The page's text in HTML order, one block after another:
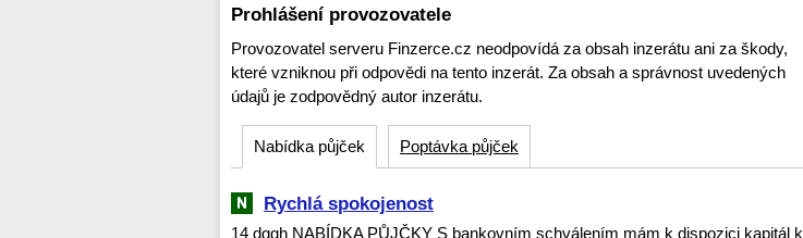
Prohlášení provozovatele
Provozovatel serveru Finzerce.cz neodpovídá za obsah inzerátu ani za škody,
které vzniknou při odpovědi na tento inzerát. Za obsah a správnost uvedených
údajů je zodpovědný autor inzerátu.
Nabídka půjček Poptávka půjček
Rychlá spokojenost
14 dggh NABÍDKA PŮJČKY S bankovním schválením mám k dispozici kapitál k